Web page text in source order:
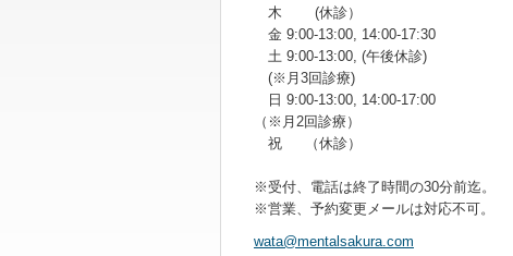
木 (休診）
金 9:00-13:00, 14:00-17:30
土 9:00-13:00, (午後休診)
(※月3回診療)
日 9:00-13:00, 14:00-17:00
（※月2回診療）
祝 （休診）
※受付、電話は終了時間の30分前迄。
※営業、予約変更メールは対応不可。
wata@mentalsakura.com